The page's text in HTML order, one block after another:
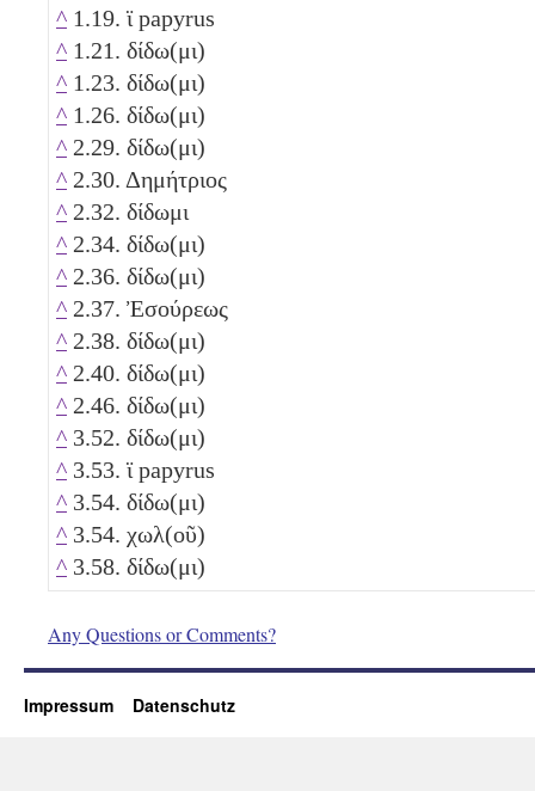
^ 1.19. ϊ papyrus
^ 1.21. δίδω(μι)
^ 1.23. δίδω(μι)
^ 1.26. δίδω(μι)
^ 2.29. δίδω(μι)
^ 2.30. Δημήτριος
^ 2.32. δίδωμι
^ 2.34. δίδω(μι)
^ 2.36. δίδω(μι)
^ 2.37. Ἐσούρεως
^ 2.38. δίδω(μι)
^ 2.40. δίδω(μι)
^ 2.46. δίδω(μι)
^ 3.52. δίδω(μι)
^ 3.53. ϊ papyrus
^ 3.54. δίδω(μι)
^ 3.54. χωλ(οῦ)
^ 3.58. δίδω(μι)
Any Questions or Comments?
Impressum Datenschutz